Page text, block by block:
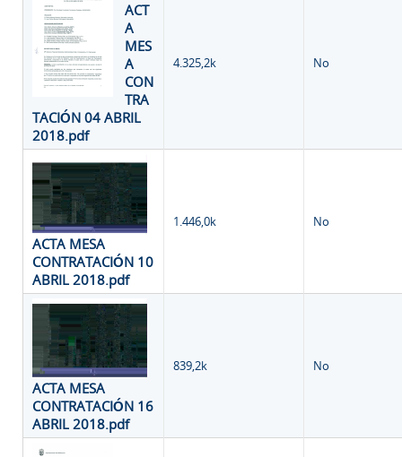
ACT
A
MES
A
CON
TRA
TACIÓN 04 ABRIL
2018.pdf
4.325,2k No
ACTA MESA
CONTRATACIÓN 10
ABRIL 2018.pdf
1.446,0k No
ACTA MESA
CONTRATACIÓN 16
ABRIL 2018.pdf
839,2k No